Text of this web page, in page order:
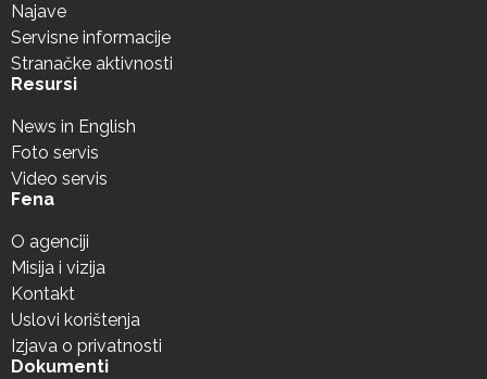
Najave
Servisne informacije
Stranačke aktivnosti
Resursi
News in English
Foto servis
Video servis
Fena
O agenciji
Misija i vizija
Kontakt
Uslovi korištenja
Izjava o privatnosti
Dokumenti